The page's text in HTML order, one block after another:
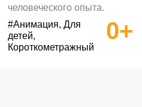
человеческого опыта.
#Анимация, Для
детей,
Короткометражный
0+